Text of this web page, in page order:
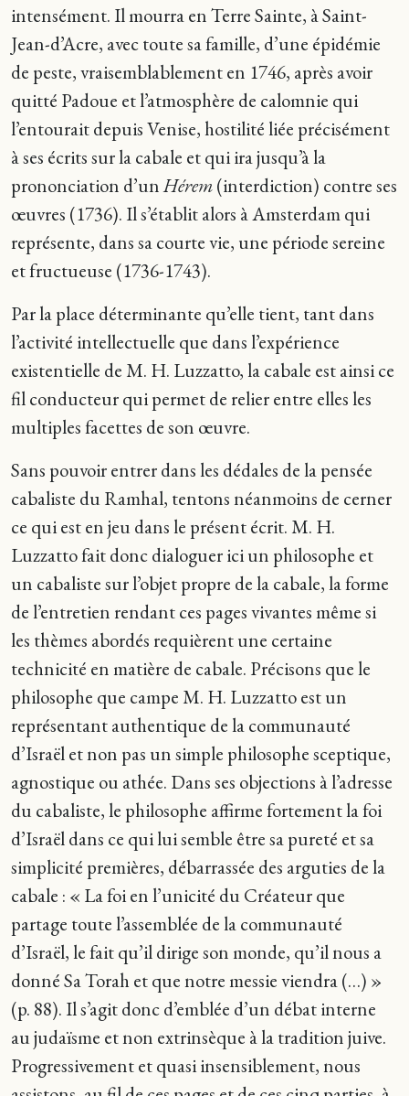
intensément. Il mourra en Terre Sainte, à Saint-
Jean-d’Acre, avec toute sa famille, d’une épidémie
de peste, vraisemblablement en 1746, après avoir
quitté Padoue et l’atmosphère de calomnie qui
l’entourait depuis Venise, hostilité liée précisément
à ses écrits sur la cabale et qui ira jusqu’à la
prononciation d’unHérem(interdiction) contre ses
œuvres (1736). Il s’établit alors à Amsterdam qui
représente, dans sa courte vie, une période sereine
et fructueuse (1736-1743).
Par la place déterminante qu’elle tient, tant dans
l’activité intellectuelle que dans l’expérience
existentielle de M. H. Luzzatto, la cabale est ainsi ce
fil conducteur qui permet de relier entre elles les
multiples facettes de son œuvre.
Sans pouvoir entrer dans les dédales de la pensée
cabaliste du Ramhal, tentons néanmoins de cerner
ce qui est en jeu dans le présent écrit. M. H.
Luzzatto fait donc dialoguer ici un philosophe et
un cabaliste sur l’objet propre de la cabale, la forme
de l’entretien rendant ces pages vivantes même si
les thèmes abordés requièrent une certaine
technicité en matière de cabale. Précisons que le
philosophe que campe M. H. Luzzatto est un
représentant authentique de la communauté
d’Israël et non pas un simple philosophe sceptique,
agnostique ou athée. Dans ses objections à l’adresse
du cabaliste, le philosophe affirme fortement la foi
d’Israël dans ce qui lui semble être sa pureté et sa
simplicité premières, débarrassée des arguties de la
cabale : « La foi en l’unicité du Créateur que
partage toute l’assemblée de la communauté
d’Israël, le fait qu’il dirige son monde, qu’il nous a
donné Sa Torah et que notre messie viendra (…) »
(p. 88). Il s’agit donc d’emblée d’un débat interne
au judaïsme et non extrinsèque à la tradition juive.
Progressivement et quasi insensiblement, nous